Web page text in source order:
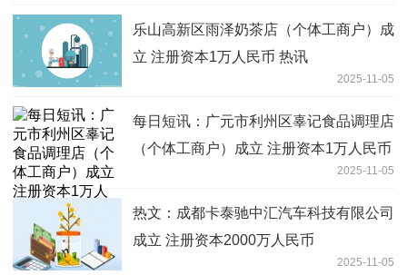
乐山高新区雨泽奶茶店（个体工商户）成
立 注册资本1万人民币 热讯
2025-11-05
每日短讯：广元市利州区辜记食品调理店
（个体工商户）成立 注册资本1万人民币
2025-11-05
热文：成都卡泰驰中汇汽车科技有限公司
成立 注册资本2000万人民币
2025-11-05